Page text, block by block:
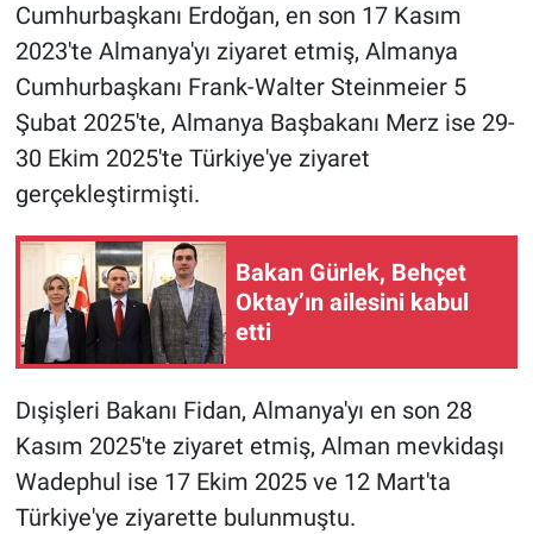
Cumhurbaşkanı Erdoğan, en son 17 Kasım
2023'te Almanya'yı ziyaret etmiş, Almanya
Cumhurbaşkanı Frank-Walter Steinmeier 5
Şubat 2025'te, Almanya Başbakanı Merz ise 29-
30 Ekim 2025'te Türkiye'ye ziyaret
gerçekleştirmişti.
Bakan Gürlek, Behçet
Oktay’ın ailesini kabul
etti
Dışişleri Bakanı Fidan, Almanya'yı en son 28
Kasım 2025'te ziyaret etmiş, Alman mevkidaşı
Wadephul ise 17 Ekim 2025 ve 12 Mart'ta
Türkiye'ye ziyarette bulunmuştu.